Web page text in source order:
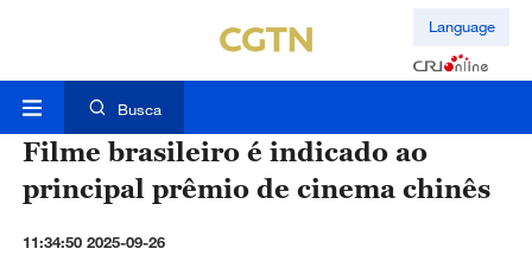
Language
Busca
Filme brasileiro é indicado ao
principal prêmio de cinema chinês
11:34:50 2025-09-26